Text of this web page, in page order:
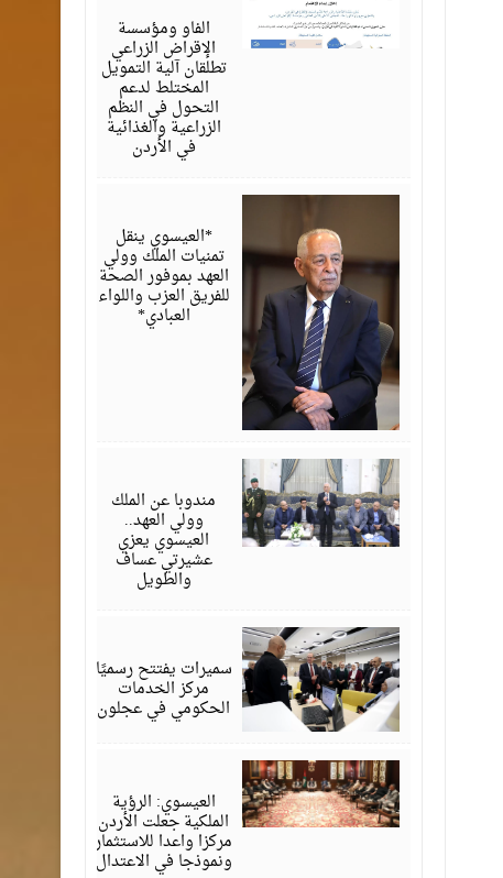
الفاو ومؤسسة
الإقراض الزراعي
تطلقان آلية التمويل
المختلط لدعم
التحول في النظم
الزراعية والغذائية
في الأردن
*العيسوي ينقل
تمنيات الملك وولي
العهد بموفور الصحة
للفريق العزب واللواء
العبادي*
مندوبا عن الملك
وولي العهد..
العيسوي يعزي
عشيرتي عساف
والطويل
سميرات يفتتح رسميًا
مركز الخدمات
الحكومي في عجلون
العيسوي: الرؤية
الملكية جعلت الأردن
مركزا واعدا للاستثمار
ونموذجا في الاعتدال